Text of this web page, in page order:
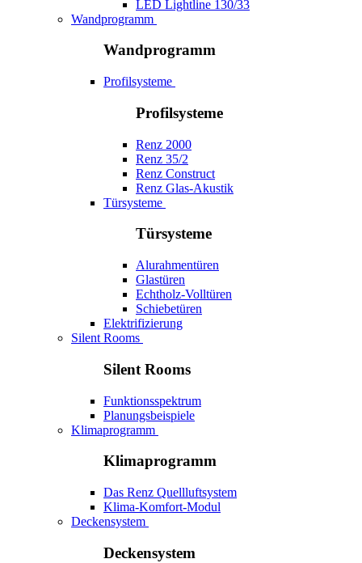
LED Lightline 130/33
Wandprogramm
Wandprogramm
Profilsysteme
Profilsysteme
Renz 2000
Renz 35/2
Renz Construct
Renz Glas-Akustik
Türsysteme
Türsysteme
Alurahmentüren
Glastüren
Echtholz-Volltüren
Schiebetüren
Elektrifizierung
Silent Rooms
Silent Rooms
Funktionsspektrum
Planungsbeispiele
Klimaprogramm
Klimaprogramm
Das Renz Quellluftsystem
Klima-Komfort-Modul
Deckensystem
Deckensystem